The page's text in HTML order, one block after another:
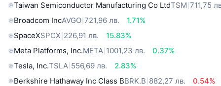
Taiwan Semiconductor Manufacturing Co LtdTSM 711,75
Broadcom IncAVGO 721,96 лв.
1.71%
SpaceXSPCX 226,91 лв.
15.83%
Meta Platforms, Inc.META 1001,23 лв.
0.37%
Tesla, Inc.TSLA 556,69 лв.
2.83%
Berkshire Hathaway Inc Class BBRK.B 882,27 лв.
0.54%